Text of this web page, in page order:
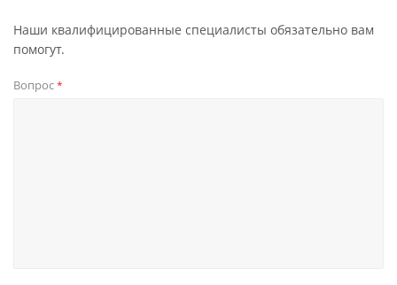
Наши квалифицированные специалисты обязательно вам
помогут.
Вопрос*